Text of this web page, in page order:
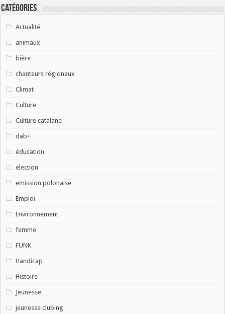
Catégories
Actualité
animaux
bière
chanteurs régionaux
Climat
Culture
Culture catalane
dab+
éducation
election
emission polonaise
Emploi
Environnement
femme
FUNK
Handicap
Histoire
Jeunesse
jeunesse clubing